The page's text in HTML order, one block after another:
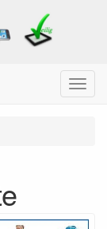
Menu